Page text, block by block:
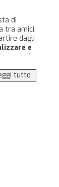
di
tra amici,
dagli
e
di
per la
eventi.
tutto